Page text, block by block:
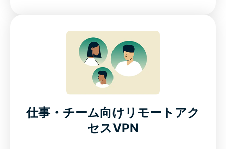
仕事・チーム向けリモートアク
セスVPN